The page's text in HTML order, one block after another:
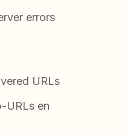
errors
URLs
URLs en